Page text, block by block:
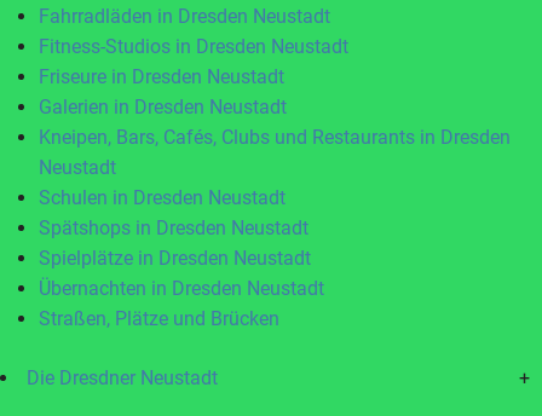
Fahrradläden in Dresden Neustadt
Fitness-Studios in Dresden Neustadt
Friseure in Dresden Neustadt
Galerien in Dresden Neustadt
Kneipen, Bars, Cafés, Clubs und Restaurants in Dresden
Neustadt
Schulen in Dresden Neustadt
Spätshops in Dresden Neustadt
Spielplätze in Dresden Neustadt
Übernachten in Dresden Neustadt
Straßen, Plätze und Brücken
Die Dresdner Neustadt +